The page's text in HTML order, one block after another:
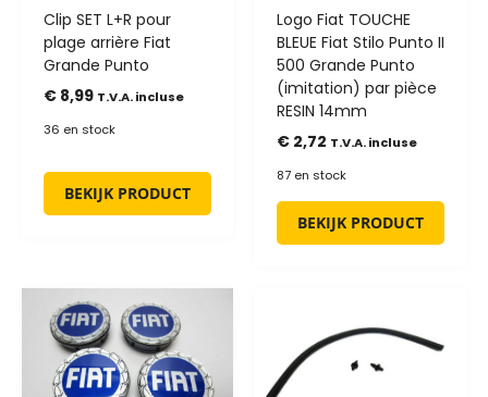
Clip SET L+R pour
plage arrière Fiat
Grande Punto
€ 8,99 T.V.A. incluse
36 en stock
BEKIJK PRODUCT
Logo Fiat TOUCHE
BLEUE Fiat Stilo Punto II
500 Grande Punto
(imitation) par pièce
RESIN 14mm
€ 2,72 T.V.A. incluse
87 en stock
BEKIJK PRODUCT